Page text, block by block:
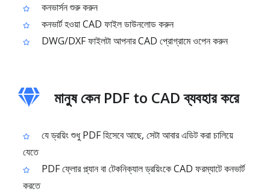
কনভার্সন শুরু করুন
কনভার্ট হওয়া CAD ফাইল ডাউনলোড করুন
DWG/DXF ফাইলটা আপনার CAD প্রোগ্রামে ওপেন করুন
মানুষ কেন PDF to CAD ব্যবহার করে
যে ড্রয়িং শুধু PDF হিসেবে আছে, সেটা আবার এডিট করা চালিয়ে
যেতে
PDF ফ্লোর প্ল্যান বা টেকনিক্যাল ড্রয়িংকে CAD ফরম্যাটে কনভার্ট
করতে